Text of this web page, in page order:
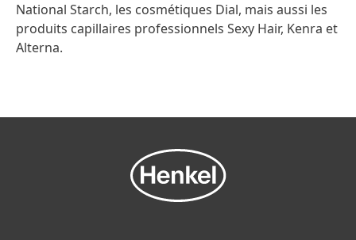
National Starch, les cosmétiques Dial, mais aussi les
produits capillaires professionnels Sexy Hair, Kenra et
Alterna.